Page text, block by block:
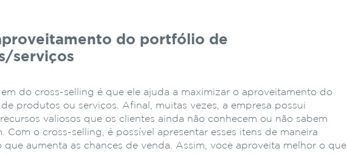
do portfólio de
serviços
do cross-selling é que ele ajuda a maximizar o aproveitamento do
produtos ou serviços. Afinal, muitas vezes, a empresa possui
valiosos que os clientes ainda não conhecem ou não sabem
Com o cross-selling, é possível apresentar esses itens de maneira
que aumenta as chances de venda. Assim, você aproveita melhor o que